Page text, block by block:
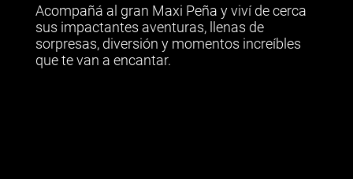
Acompañá al gran Maxi Peña y viví de cerca
sus impactantes aventuras, llenas de
sorpresas, diversión y momentos increíbles
que te van a encantar.